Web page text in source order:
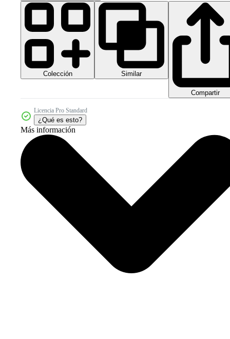
Colección Similar
Compartir
Licencia Pro Standard
¿Qué es esto?
Más información